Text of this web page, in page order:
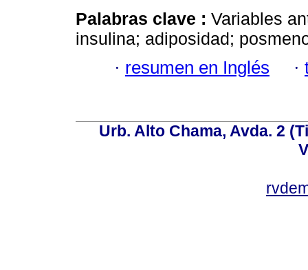
Palabras clave : Variables
insulina; adiposidad;
· resumen en Inglés ·
Urb. Alto Chama, Avda. 2